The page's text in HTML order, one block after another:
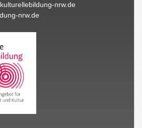
nrw.de
nrw.de